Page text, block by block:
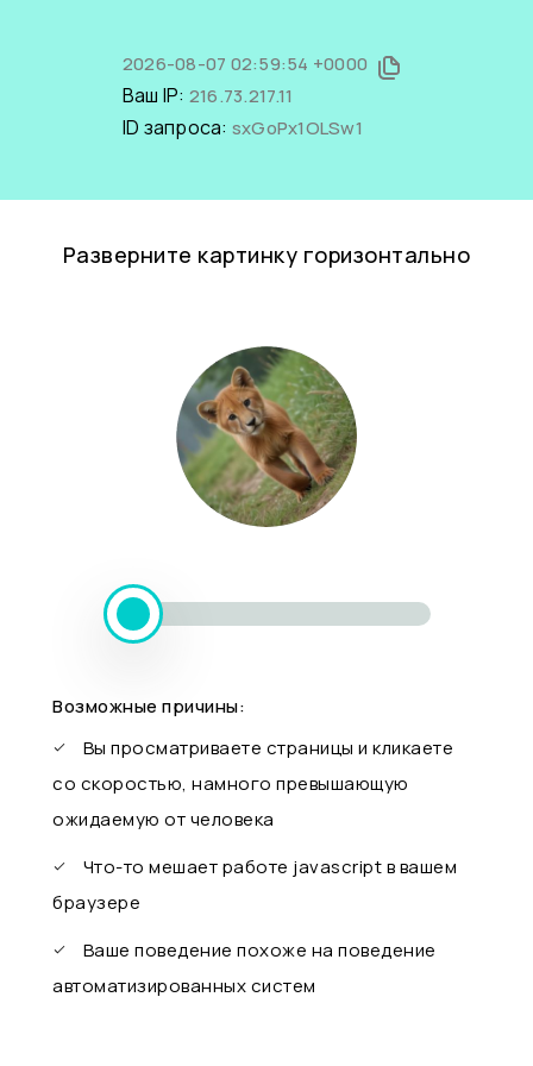
2026-08-07 02:59:54 +0000
Ваш IP: 216.73.217.11
ID запроса: sxGoPx1OLSw1
Разверните картинку горизонтально
Возможные причины:
Вы просматриваете страницы и кликаете
со скоростью, намного превышающую
ожидаемую от человека
Что-то мешает работе javascript в вашем
браузере
Ваше поведение похоже на поведение
автоматизированных систем